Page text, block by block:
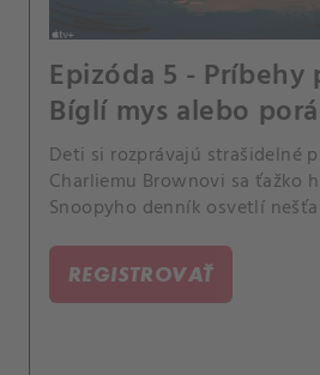
Epizóda 5 -
Bíglí mys alebo
Deti si rozprávajú strašidelné
Charliemu Brownovi sa ťažko
Snoopyho denník osvetlí
REGISTROVAŤ